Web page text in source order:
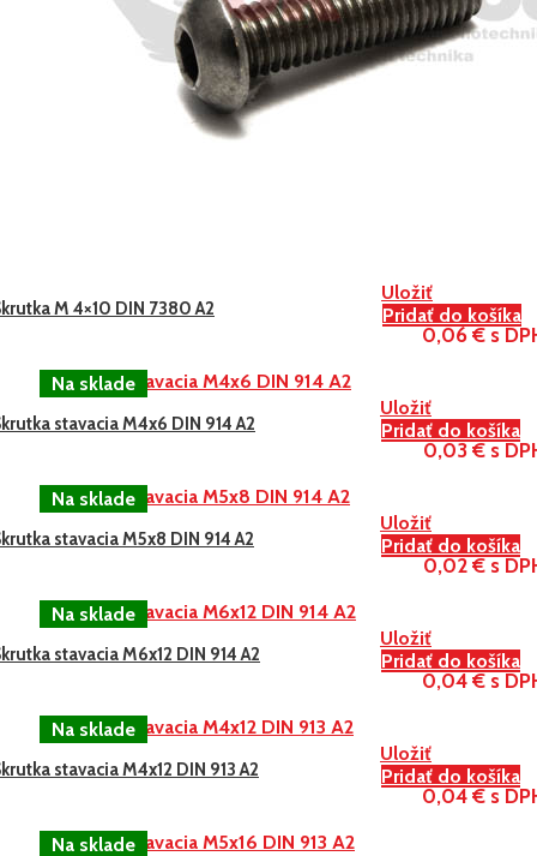
Uložiť
Pridať do košíka
M 4×10 DIN 7380 A2
0,06 € s
Uložiť
Pridať do košíka
stavacia M4x6 DIN 914 A2
0,03 € s
Uložiť
Pridať do košíka
stavacia M5x8 DIN 914 A2
0,02 € s
Uložiť
Pridať do košíka
stavacia M6x12 DIN 914 A2
0,04 € s
Uložiť
Pridať do košíka
stavacia M4x12 DIN 913 A2
0,04 € s